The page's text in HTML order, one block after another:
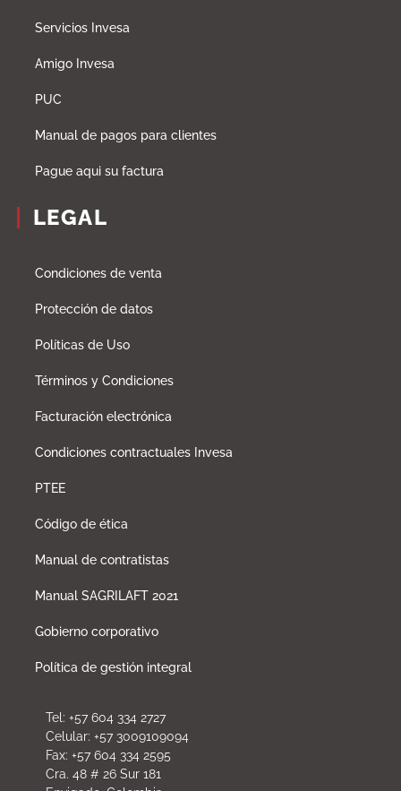
Servicios Invesa
Amigo Invesa
PUC
Manual de pagos para clientes
Pague aqui su factura
LEGAL
Condiciones de venta
Protección de datos
Políticas de Uso
Términos y Condiciones
Facturación electrónica
Condiciones contractuales Invesa
PTEE
Código de ética
Manual de contratistas
Manual SAGRILAFT 2021
Gobierno corporativo
Política de gestión integral
Tel: +57 604 334 2727
Celular: +57 3009109094
Fax: +57 604 334 2595
Cra. 48 # 26 Sur 181